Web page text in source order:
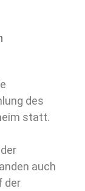
des
statt.
auch
der